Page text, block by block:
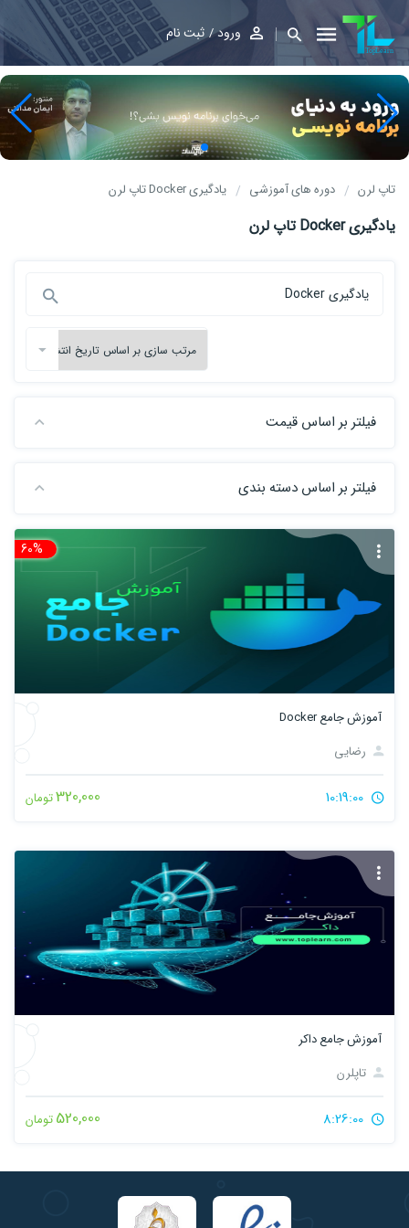
ورود ثبت نام
تاپ لرن دوره های آموزشی یادگیری Docker تاپ لرن
یادگیری Docker تاپ لرن
فیلتر بر اساس قیمت
فیلتر بر اساس دسته بندی
60%
آموزش جامع Docker
رضایی
320,000تومان
آموزش جامع داکر
تاپلرن
520,000تومان